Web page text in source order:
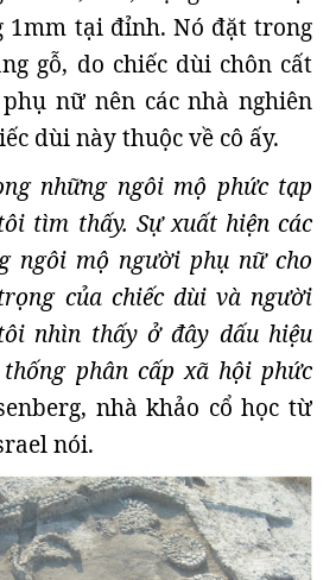
1mm tại đỉnh. Nó đặt trong
gỗ, do chiếc dùi chôn cất
nữ nên các nhà nghiên
dùi này thuộc về cô ấy.
những ngôi mộ phức tạp
tìm thấy. Sự xuất hiện các
ngôi mộ người phụ nữ cho
của chiếc dùi và người
nhìn thấy ở đây dấu hiệu
phân cấp xã hội phức
nhà khảo cổ học từ
nói.